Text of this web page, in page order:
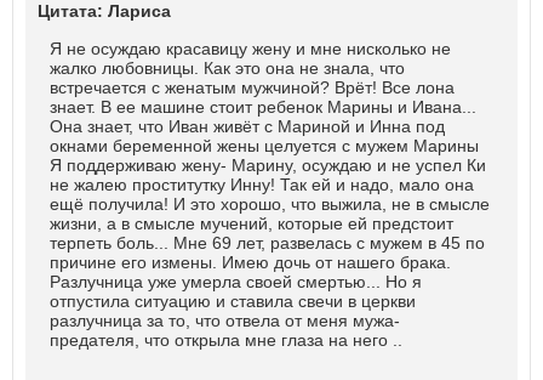
Цитата: Лариса
Я не осуждаю красавицу жену и мне нисколько не
жалко любовницы. Как это она не знала, что
встречается с женатым мужчиной? Врёт! Все лона
знает. В ее машине стоит ребенок Марины и Ивана...
Она знает, что Иван живёт с Мариной и Инна под
окнами беременной жены целуется с мужем Марины
Я поддерживаю жену- Марину, осуждаю и не успел Ки
не жалею проститутку Инну! Так ей и надо, мало она
ещё получила! И это хорошо, что выжила, не в смысле
жизни, а в смысле мучений, которые ей предстоит
терпеть боль... Мне 69 лет, развелась с мужем в 45 по
причине его измены. Имею дочь от нашего брака.
Разлучница уже умерла своей смертью... Но я
отпустила ситуацию и ставила свечи в церкви
разлучница за то, что отвела от меня мужа-
предателя, что открыла мне глаза на него ..